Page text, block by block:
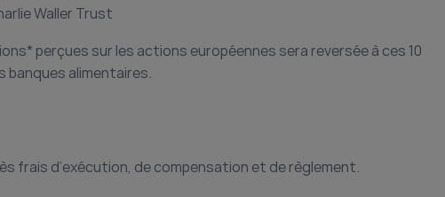
Waller Trust
perçues sur les actions européennes sera reversée à ces 10
banques alimentaires.
frais d’exécution, de compensation et de règlement.